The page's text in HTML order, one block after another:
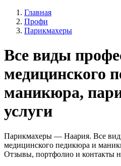
Главная
Профи
Парикмахеры
Все виды
медицинского
маникюра,
услуги
Парикмахеры — Наария. Все
медицинского педикюра и
Отзывы, портфолио и контакты